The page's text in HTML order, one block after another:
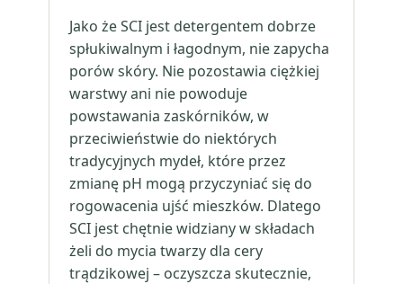
Jako że SCI jest detergentem dobrze
spłukiwalnym i łagodnym, nie zapycha
porów skóry. Nie pozostawia ciężkiej
warstwy ani nie powoduje
powstawania zaskórników, w
przeciwieństwie do niektórych
tradycyjnych mydeł, które przez
zmianę pH mogą przyczyniać się do
rogowacenia ujść mieszków. Dlatego
SCI jest chętnie widziany w składach
żeli do mycia twarzy dla cery
trądzikowej – oczyszcza skutecznie,